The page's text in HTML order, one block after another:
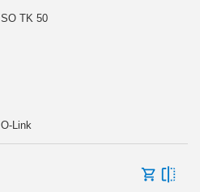
ISO TK 50
IO-Link